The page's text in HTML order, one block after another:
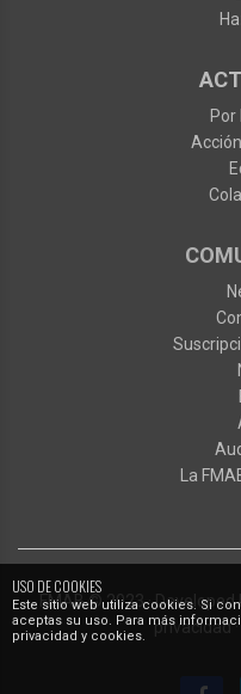
USO DE COOKIES
Este sitio web utiliza cookies. Si
aceptas su uso. Para más
privacidad y cookies.
La
FMAB© 2023·Developed
privacidad·